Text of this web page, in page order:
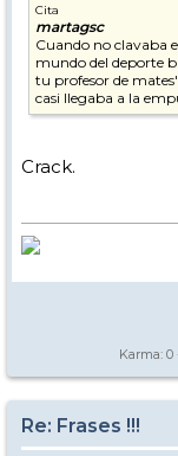
Cita
martagsc
Cuando no clavaba
mundo del deporte
tu profesor de
casi llegaba a la
Crack.
Karma: 0
Re: Frases !!!